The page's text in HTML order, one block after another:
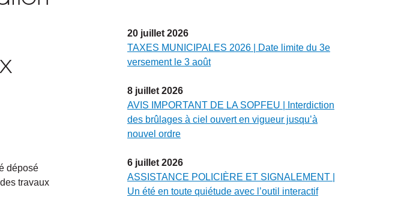
déposé
travaux
20 juillet 2026
TAXES MUNICIPALES 2026 | Date limite du 3e
versement le 3 août
8 juillet 2026
AVIS IMPORTANT DE LA SOPFEU | Interdiction
des brûlages à ciel ouvert en vigueur jusqu’à
nouvel ordre
6 juillet 2026
ASSISTANCE POLICIÈRE ET SIGNALEMENT |
Un été en toute quiétude avec l’outil interactif